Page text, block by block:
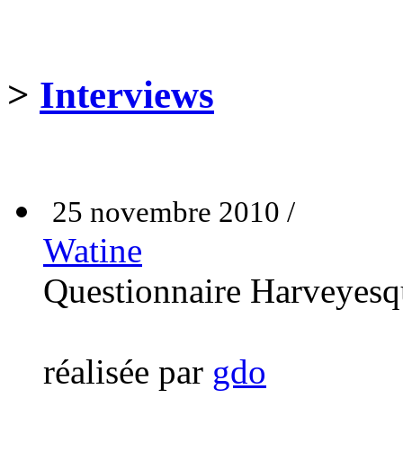
> Interviews
25 novembre 2010 /
Watine
Questionnaire
réalisée par gdo